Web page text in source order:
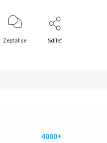
Zeptat se Sdílet
4000+